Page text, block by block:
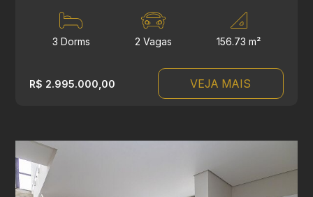
3 Dorms 2 Vagas 156.73 m²
R$ 2.995.000,00 VEJA MAIS